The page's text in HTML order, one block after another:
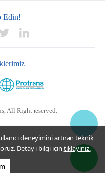
Edin!
All Right reserved.
deneyimini artıran teknik
Detaylı bilgi için tıklayınız.